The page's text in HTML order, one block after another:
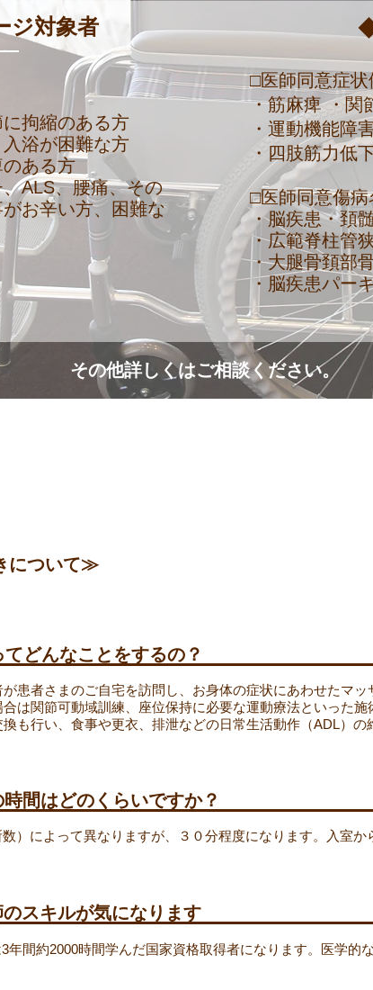
その他詳しくはご相談ください。
ジ対象者
拘縮のある方
浴が困難な方
ある方
ALS、腰痛、その
お辛い方、困難な
□医師同意症状
・筋麻痺 ・関
・運動機能障
・四肢筋力低
□医師同意傷病
・脳疾患・頚
・広範脊柱管
・大腿骨頚部
・脳疾患パー
について≫
どんなことをするの？
患者さまのご自宅を訪問し、お身体の症状にあわせたマ
合は関節可動域訓練、座位保持に必要な運動療法といった
も行い、食事や更衣、排泄などの日常生活動作（ADL）の
間はどのくらいですか？
）によって異なりますが、３０分程度になります。入室か
スキルが気になります
年間約2000時間学んだ国家資格取得者になります。医学的